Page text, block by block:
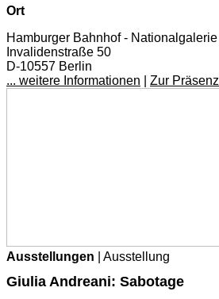
Ort
Hamburger Bahnhof -
Invalidenstraße 50
D-10557 Berlin
... weitere Informationen
Zur
Ausstellungen | Ausstellung
Giulia Andreani: Sabotage